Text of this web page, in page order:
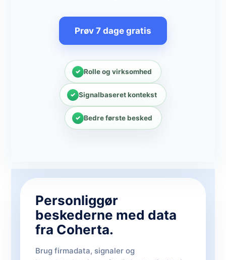
Prøv 7 dage gratis
Rolle og virksomhed
Signalbaseret kontekst
Bedre første besked
Personliggør
beskederne med data
fra Coherta.
Brug firmadata, signaler og